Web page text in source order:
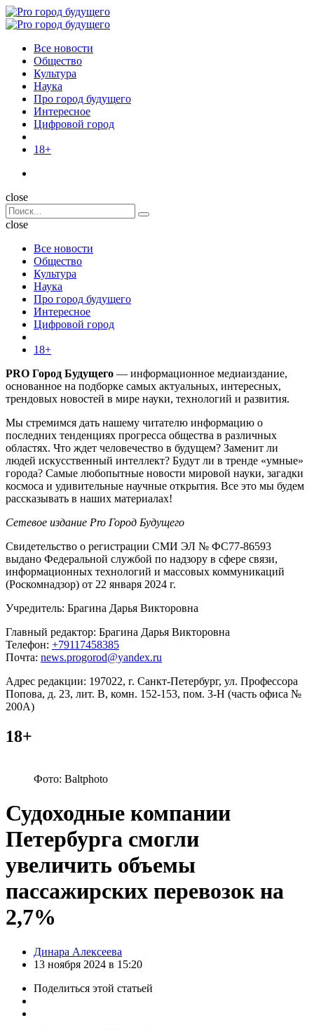
Menu
Поиск
Menu
Pro
Все новости
Общество
Культура
Наука
Про город будущего
Интересное
Цифровой город
18+
Поиск
close
Search
for:
Поиск
close
Все новости
Общество
Культура
Наука
Про город будущего
Интересное
Цифровой город
18+
PRO Город Будущего — информационное медиаиздание,
основанное на подборке самых актуальных, интересных,
трендовых новостей в мире науки, технологий и развития.
Мы стремимся дать нашему читателю информацию о
последних тенденциях прогресса общества в различных
областях. Что ждет человечество в будущем? Заменит ли
людей искусственный интеллект? Будут ли в тренде «умные»
города? Самые любопытные новости мировой науки, загадки
космоса и удивительные научные открытия. Все это мы будем
рассказывать в наших материалах!
Сетевое издание Pro Город Будущего
Свидетельство о регистрации СМИ ЭЛ № ФС77-86593
выдано Федеральной службой по надзору в сфере связи,
информационных технологий и массовых коммуникаций
(Роскомнадзор) от 22 января 2024 г.
Учредитель: Брагина Дарья Викторовна
Главный редактор: Брагина Дарья Викторовна
Телефон: +79117458385
Почта: news.progorod@yandex.ru
Адрес редакции: 197022, г. Санкт-Петербург, ул. Профессора
Попова, д. 23, лит. В, комн. 152-153, пом. 3-Н (часть офиса №
200А)
18+
Фото: Baltphoto
Судоходные компании
Петербурга смогли
увеличить объемы
пассажирских перевозок на
2,7%
Posted
by
Динара Алексеева
13 ноября 2024 в 15:20
Поделиться этой статьей